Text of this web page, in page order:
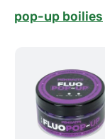
pop-up boilies